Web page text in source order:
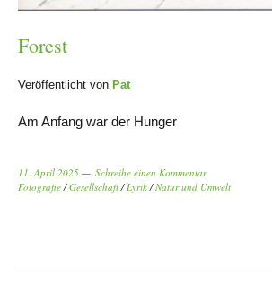
Forest
Veröffentlicht von Pat
Am Anfang war der Hunger
11. April 2025
Schreibe einen Kommentar
Fotografie /Gesellschaft / Lyrik /Natur und Umwelt